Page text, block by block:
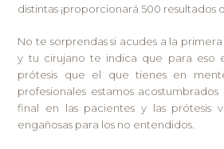
distintas ¡proporcionará 500 resultados
No te sorprendas si acudes a la
y tu cirujano te indica que para eso
prótesis que el que tienes en
profesionales estamos
final en las pacientes y las prótesis
engañosas para los no entendidos.